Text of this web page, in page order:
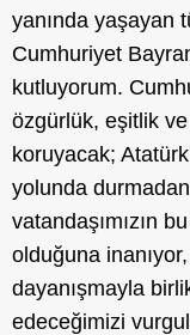
yanında yaşayan
Cumhuriyet
kutluyorum.
özgürlük, eşitlik
koruyacak;
yolunda
vatandaşımızın
olduğuna
dayanışmayla
edeceğimizi